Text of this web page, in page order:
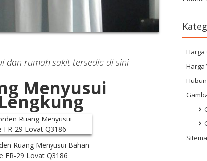
dan rumah sakit tersedia di sini
Menyusui
Ruang Menyusui Bahan
FR-29 Lovat Q3186
Harga
Harga